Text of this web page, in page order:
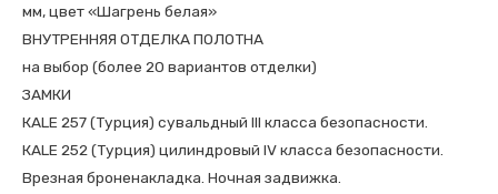
мм, цвет «Шагрень белая»
ВНУТРЕННЯЯ ОТДЕЛКА ПОЛОТНА
на выбор (более 20 вариантов отделки)
ЗАМКИ
КALE 257 (Турция) сувальдный III класса безопасности.
КALE 252 (Турция) цилиндровый IV класса безопасности.
Врезная броненакладка. Ночная задвижка.